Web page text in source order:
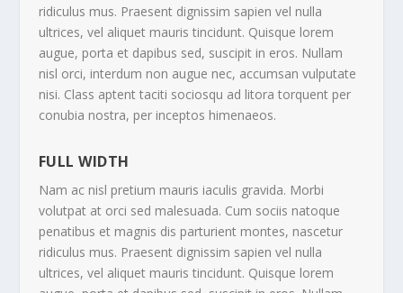
ridiculus mus. Praesent dignissim sapien vel nulla
ultrices, vel aliquet mauris tincidunt. Quisque lorem
augue, porta et dapibus sed, suscipit in eros. Nullam
nisl orci, interdum non augue nec, accumsan vulputate
nisi. Class aptent taciti sociosqu ad litora torquent per
conubia nostra, per inceptos himenaeos.
FULL WIDTH
Nam ac nisl pretium mauris iaculis gravida. Morbi
volutpat at orci sed malesuada. Cum sociis natoque
penatibus et magnis dis parturient montes, nascetur
ridiculus mus. Praesent dignissim sapien vel nulla
ultrices, vel aliquet mauris tincidunt. Quisque lorem